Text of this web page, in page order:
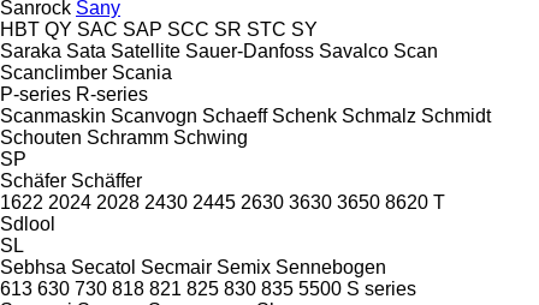
Sanrock Sany
HBT QY SAC SAP SCC SR STC SY
Saraka Sata Satellite Sauer-Danfoss Savalco Scan
Scanclimber Scania
P-series R-series
Scanmaskin Scanvogn Schaeff Schenk Schmalz Schmidt
Schouten Schramm Schwing
SP
Schäfer Schäffer
1622 2024 2028 2430 2445 2630 3630 3650 8620 T
Sdlool
SL
Sebhsa Secatol Secmair Semix Sennebogen
613 630 730 818 821 825 830 835 5500 S series